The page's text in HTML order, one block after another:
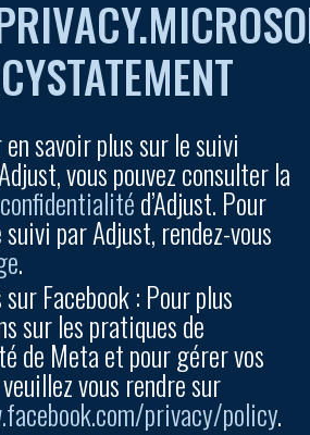
en savoir plus sur le suivi
vous pouvez consulter la
d’Adjust. Pour
par Adjust, rendez-vous
.
Facebook : Pour plus
sur les pratiques de
de Meta et pour gérer vos
vous rendre sur
privacy/policy.